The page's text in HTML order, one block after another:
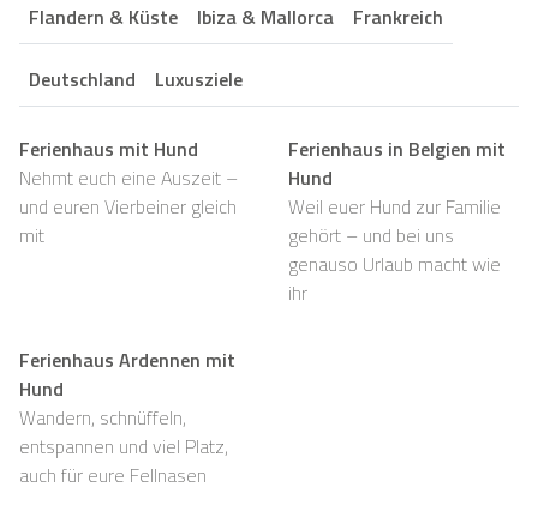
Flandern & Küste Ibiza & Mallorca Frankreich
Deutschland Luxusziele
Ferienhaus mit Hund
Nehmt euch eine Auszeit –
und euren Vierbeiner gleich
mit
Ferienhaus in Belgien mit
Hund
Weil euer Hund zur Familie
gehört – und bei uns
genauso Urlaub macht wie
ihr
Ferienhaus Ardennen mit
Hund
Wandern, schnüffeln,
entspannen und viel Platz,
auch für eure Fellnasen